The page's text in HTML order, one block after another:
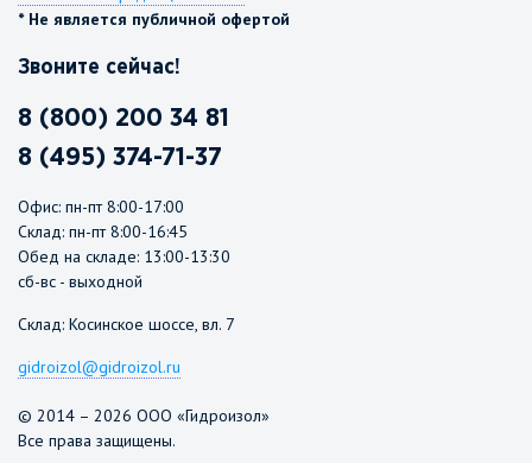
* Не является публичной офертой
Звоните сейчас!
8 (800) 200 34 81
8 (495) 374-71-37
Офис: пн-пт 8:00-17:00
Склад: пн-пт 8:00-16:45
Обед на складе: 13:00-13:30
сб-вс - выходной
Склад: Косинское шоссе, вл. 7
gidroizol@gidroizol.ru
© 2014 – 2026 ООО «Гидроизол»
Все права защищены.